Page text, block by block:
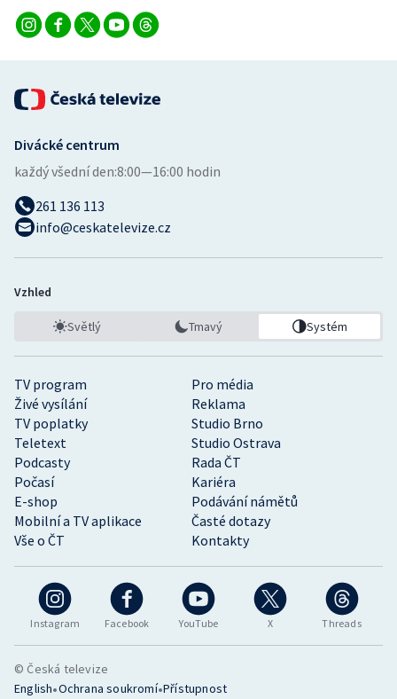
Instagram Facebook YouTube X Threads
TV program
Pro média
Živé vysílání
Reklama
TV poplatky
Studio Brno
Teletext
Studio Ostrava
Podcasty
Rada ČT
Počasí
Kariéra
E-shop
Podávání námětů
Mobilní a TV aplikace
Časté dotazy
Vše o ČT
Kontakty
Divácké centrum
každý všední den:8:00—16:00 hodin
261 136 113
info@ceskatelevize.cz
Vzhled
Světlý Tmavý Systém
© Česká televize
English•Ochrana soukromí•Přístupnost